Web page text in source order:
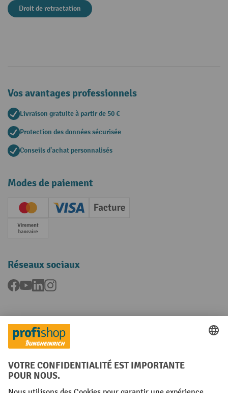
Droit de retractation
Vos avantages professionnels
Livraison gratuite à partir de 50 €
Protection des données sécurisée
Conseils d'achat personnalisés
Modes de paiement
Creditcard (Master)Creditcard (Visa)
Facture
Paiement anticipé
Réseaux sociaux
Facebook
YouTubeLinkedInInstagram
Langues
FR NL
Conditions générales Mentions légales